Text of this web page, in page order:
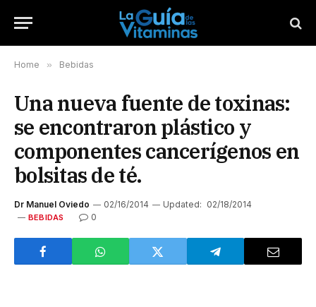
Home » Bebidas
Una nueva fuente de toxinas:
se encontraron plástico y
componentes cancerígenos en
bolsitas de té.
Dr Manuel Oviedo 02/16/2014 Updated: 02/18/2014
BEBIDAS 0